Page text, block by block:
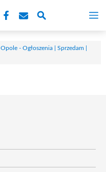
Opole - Ogłoszenia | Sprzedam |